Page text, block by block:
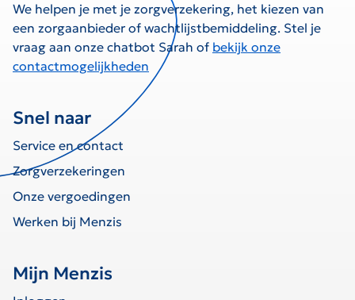
We helpen je met je zorgverzekering, het kiezen van
een zorgaanbieder of wachtlijstbemiddeling. Stel je
vraag aan onze chatbot Sarah of bekijk onze
contactmogelijkheden
Snel naar
Service en contact
Zorgverzekeringen
Onze vergoedingen
Werken bij Menzis
Mijn Menzis